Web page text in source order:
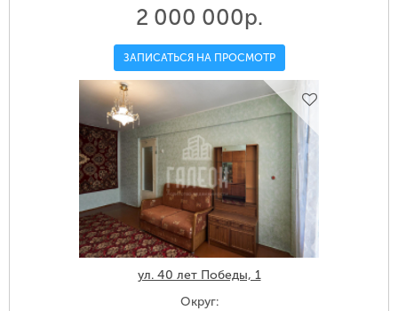
2 000 000р.
ЗАПИСАТЬСЯ НА ПРОСМОТР
ул. 40 лет Победы, 1
Округ: